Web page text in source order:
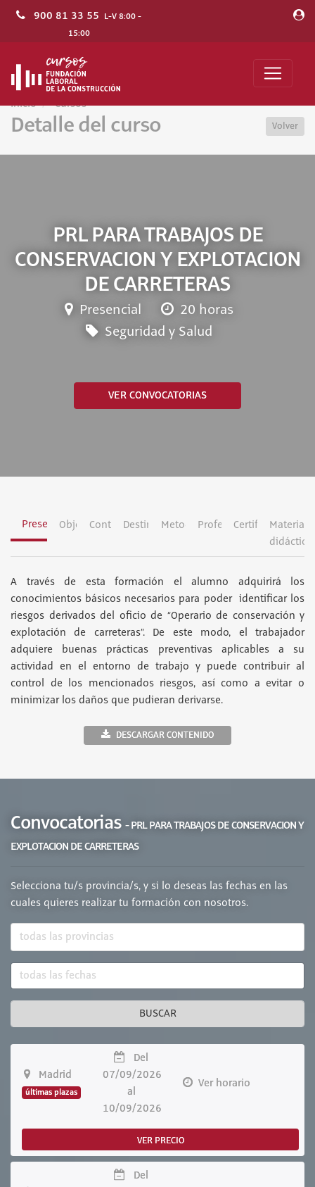
900 81 33 55 L-V 8:00 -
15:00
Inicio Cursos
Detalle del curso Volver
PRL PARA TRABAJOS DE
CONSERVACION Y EXPLOTACION
DE CARRETERAS
Presencial
20 horas
Seguridad y Salud
VER CONVOCATORIAS
PresentaciónObjetivosContenidosDestinatariosMetodologíaProfesoradoCertificación
Material
didáctico
A través de esta formación el alumno adquirirá los
conocimientos básicos necesarios para poder identificar los
riesgos derivados del oficio de “Operario de conservación y
explotación de carreteras”. De este modo, el trabajador
adquiere buenas prácticas preventivas aplicables a su
actividad en el entorno de trabajo y puede contribuir al
control de los mencionados riesgos, así como a evitar o
minimizar los daños que pudieran derivarse.
DESCARGAR CONTENIDO
Convocatorias - PRL PARA TRABAJOS DE CONSERVACION Y
EXPLOTACION DE CARRETERAS
Selecciona tu/s provincia/s, y si lo deseas las fechas en las
cuales quieres realizar tu formación con nosotros.
BUSCAR
Madrid
últimas plazas
Del
07/09/2026
al
10/09/2026
Ver horario
VER PRECIO
Del